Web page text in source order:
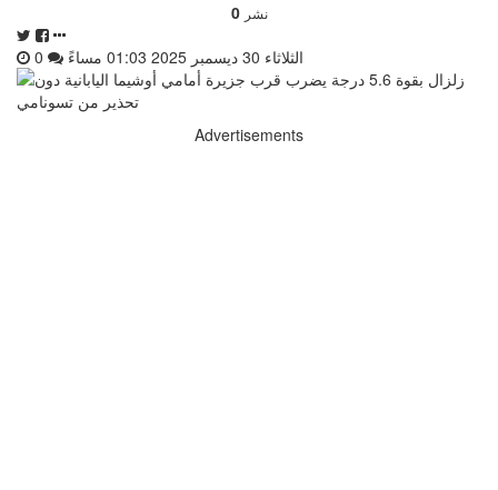
0 نشر
الثلاثاء 30 ديسمبر 2025 01:03 مساءً
Advertisements